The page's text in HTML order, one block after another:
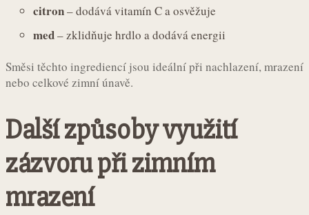
citron– dodává vitamín C a osvěžuje
med– zklidňuje hrdlo a dodává energii
Směsi těchto ingrediencí jsou ideální při nachlazení, mrazení
nebo celkové zimní únavě.
Další způsoby využití
zázvoru při zimním
mrazení